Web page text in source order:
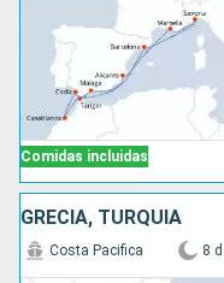
Comidas incluidas
GRECIA, TURQUÍA
Costa Pacifica 8 d